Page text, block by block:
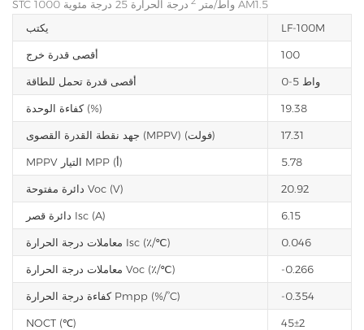
STC 1000 واط/متر درجة الحرارة 25 درجة مئوية AM1.5
يكتب
LF-100M
أقصى قدرة خرج 100
أقصى قدرة تحمل للطاقة 0-5 واط
كفاءة الوحدة (%) 19.38
جهد نقطة القدرة القصوى (MPPV) (فولت) 17.31
MPPV التيار MPP (أ) 5.78
دائرة مفتوحة Voc (V) 20.92
دائرة قصر Isc (A) 6.15
معاملات درجة الحرارة Isc (٪/℃) 0.046
معاملات درجة الحرارة Voc (٪/℃) -0.266
كفاءة درجة الحرارة Pmpp (%/°C) -0.354
NOCT (℃) 45±2